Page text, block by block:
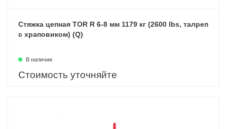
Стяжка цепная TOR R 6-8 мм 1179 кг (2600 lbs, талреп
с храповиком) (Q)
В наличии
Стоимость уточняйте